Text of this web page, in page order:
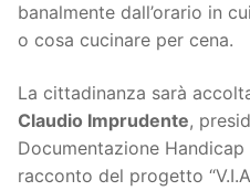
banalmente dall’orario in
o cosa cucinare per cena.
La cittadinanza sarà
Claudio Imprudente,
Documentazione
racconto del progetto